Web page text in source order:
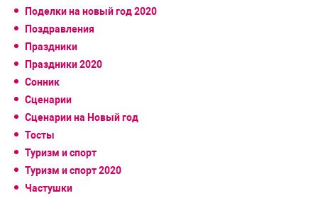
Поделки на новый год 2020
Поздравления
Праздники
Праздники 2020
Сонник
Сценарии
Сценарии на Новый год
Тосты
Туризм и спорт
Туризм и спорт 2020
Частушки